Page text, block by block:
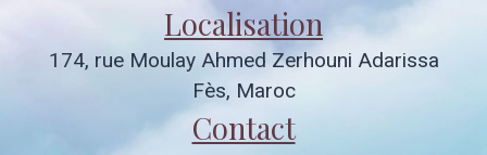
Localisation
174, rue Moulay Ahmed Zerhouni Adarissa
Fès, Maroc
Contact